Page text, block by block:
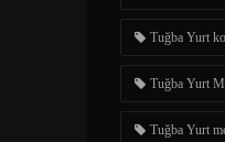
Tuğba Yurt
Tuğba Yurt
Tuğba Yurt